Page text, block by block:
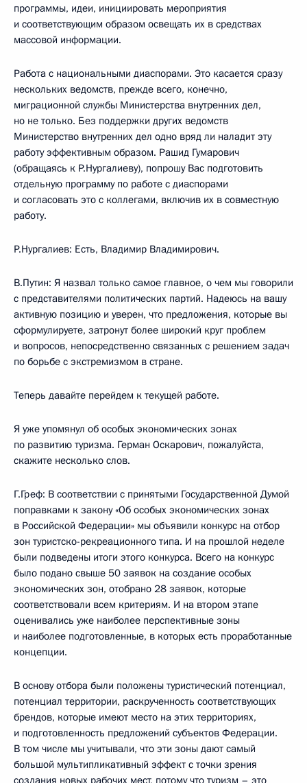
программы, идеи, инициировать мероприятия
и соответствующим образом освещать их в средствах
массовой информации.
Работа с национальными диаспорами. Это касается сразу
нескольких ведомств, прежде всего, конечно,
миграционной службы Министерства внутренних дел,
но не только. Без поддержки других ведомств
Министерство внутренних дел одно вряд ли наладит эту
работу эффективным образом. Рашид Гумарович
(обращаясь к Р.Нургалиеву), попрошу Вас подготовить
отдельную программу по работе с диаспорами
и согласовать это с коллегами, включив их в совместную
работу.
Р.Нургалиев: Есть, Владимир Владимирович.
В.Путин: Я назвал только самое главное, о чем мы говорили
с представителями политических партий. Надеюсь на вашу
активную позицию и уверен, что предложения, которые вы
сформулируете, затронут более широкий круг проблем
и вопросов, непосредственно связанных с решением задач
по борьбе с экстремизмом в стране.
Теперь давайте перейдем к текущей работе.
Я уже упомянул об особых экономических зонах
по развитию туризма. Герман Оскарович, пожалуйста,
скажите несколько слов.
Г.Греф: В соответствии с принятыми Государственной Думой
поправками к закону «Об особых экономических зонах
в Российской Федерации» мы объявили конкурс на отбор
зон туристско-рекреационного типа. И на прошлой неделе
были подведены итоги этого конкурса. Всего на конкурс
было подано свыше 50 заявок на создание особых
экономических зон, отобрано 28 заявок, которые
соответствовали всем критериям. И на втором этапе
оценивались уже наиболее перспективные зоны
и наиболее подготовленные, в которых есть проработанные
концепции.
В основу отбора были положены туристический потенциал,
потенциал территории, раскрученность соответствующих
брендов, которые имеют место на этих территориях,
и подготовленность предложений субъектов Федерации.
В том числе мы учитывали, что эти зоны дают самый
большой мультипликативный эффект с точки зрения
создания новых рабочих мест, потому что туризм – это